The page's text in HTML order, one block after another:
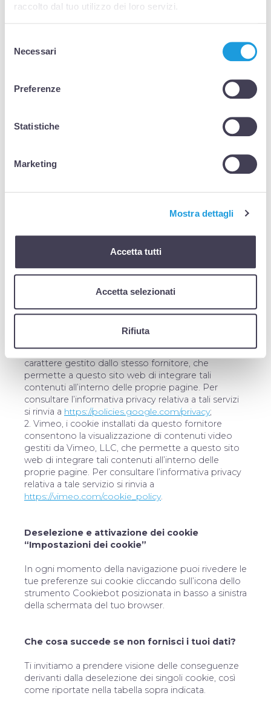
raccolto dal tuo utilizzo dei loro servizi.
delNecessari
Preferenze
Statistiche
Marketing
Mostra dettagli
Accetta tutti
Accetta selezionati
Rifiuta
su dispositivi e
_ga_# 2 anni
Sul presente sito web sono operativi anche cookie
di terzi parti, ossia cookie creati da un sito web
diverso da quello che l’utente sta attualmente
visitando. In particolare, si informano gli utenti che il
cookies:
1. Google, i cookie installati da questo fornitore
Ireland Limited, nonché la visualizzazione di stili di
carattere gestito dallo stesso fornitore, che
permette a questo sito web di integrare tali
contenuti all’interno delle proprie pagine. Per
consultare l’informativa privacy relativa a tali servizi
si rinvia a https://policies.google.com/privacy;
2. Vimeo, i cookie installati da questo fornitore
consentono la visualizzazione di contenuti video
gestiti da Vimeo, LLC, che permette a questo sito
web di integrare tali contenuti all’interno delle
proprie pagine. Per consultare l’informativa privacy
relativa a tale servizio si rinvia a
https://vimeo.com/cookie_policy.
Deselezione e attivazione dei cookie
“Impostazioni dei cookie”
In ogni momento della navigazione puoi rivedere le
tue preferenze sui cookie cliccando sull’icona dello
strumento Cookiebot posizionata in basso a sinistra
della schermata del tuo browser.
Che cosa succede se non fornisci i tuoi dati?
Ti invitiamo a prendere visione delle conseguenze
derivanti dalla deselezione dei singoli cookie, così
come riportate nella tabella sopra indicata.